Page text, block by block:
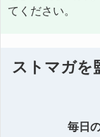
てください。
ストマガを
毎日